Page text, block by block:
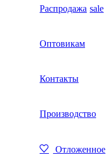
Распродажа sale
Оптовикам
Контакты
Производство
Отложенное